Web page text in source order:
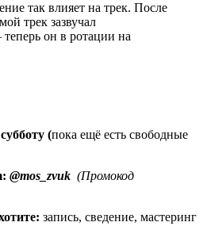
так влияет на трек. После
трек зазвучал
он в ротации на
(пока ещё есть свободные
@mos_zvuk (Промокод
запись, сведение, мастеринг